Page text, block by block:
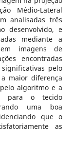
Médio-Lateral
analisadas três
desenvolvido, e
mediante a
imagens de
encontradas
pelo
maior diferença
algoritmo e a
para o tecido
uma boa
que o
as